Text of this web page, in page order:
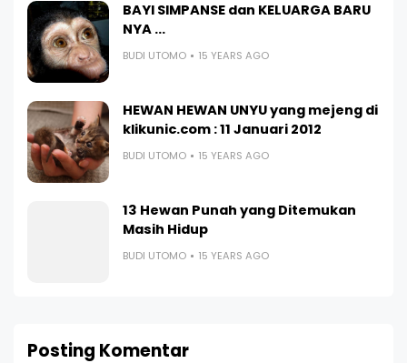
BAYI SIMPANSE dan KELUARGA BARU
NYA ...
BUDI UTOMO 15 YEARS AGO
HEWAN HEWAN UNYU yang mejeng di
klikunic.com : 11 Januari 2012
BUDI UTOMO 15 YEARS AGO
13 Hewan Punah yang Ditemukan
Masih Hidup
BUDI UTOMO 15 YEARS AGO
Posting Komentar